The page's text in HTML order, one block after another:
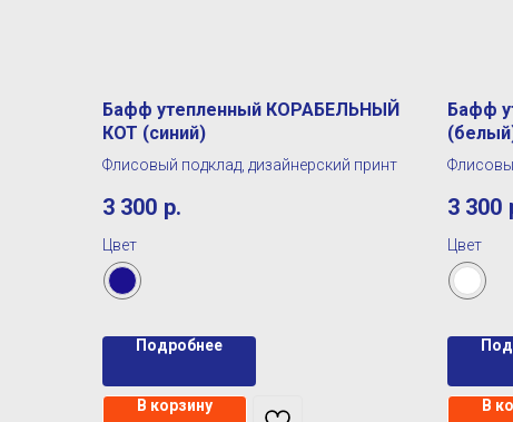
Бафф утепленный КОРАБЕЛЬНЫЙ
КОТ (синий)
Флисовый подклад, дизайнерский принт
3 300 р.
Цвет
Подробнее
В корзину
Бафф
3 300
Цвет
В